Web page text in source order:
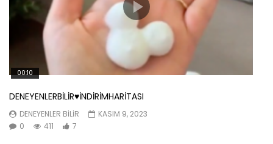
00:10
DENEYENLERBİLİR♥️İNDİRİMHARİTASI
DENEYENLER BILIR
KASIM 9, 2023
0
411 7